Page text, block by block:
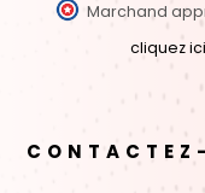
Marchand
cliquez